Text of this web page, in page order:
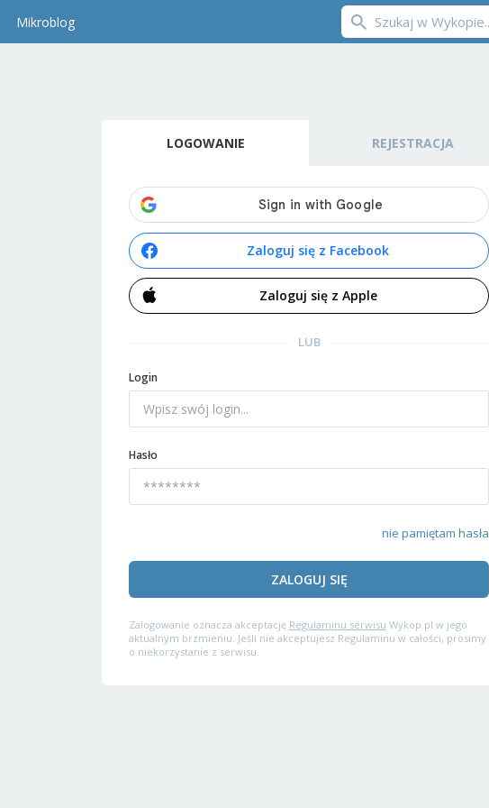
Mikroblog
LOGOWANIE REJESTRACJA
Zaloguj się z Facebook
Zaloguj się z Apple
LUB
Login
Hasło
nie pamiętam hasła
ZALOGUJ SIĘ
Zalogowanie oznacza akceptację Regulaminu serwisu Wykop.pl w jego
aktualnym brzmieniu. Jeśli nie akceptujesz Regulaminu w całości, prosimy
o niekorzystanie z serwisu.